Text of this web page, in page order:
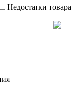
Недостатки товара